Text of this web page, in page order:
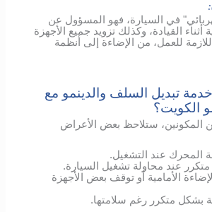
في السيارة، فهو المسؤول عن
أثناء القيادة، وكذلك تزويد جميع الأجهزة
اللازمة للعمل، من الإضاءة إلى أنظمة
تبديل السلف والدينمو مع
الكويت؟
المكونين، ستلاحظ بعض الأعراض
المحرك عند التشغيل.
عند محاولة تشغيل السيارة.
الأمامية أو توقف بعض الأجهزة
بشكل متكرر رغم سلامتها.